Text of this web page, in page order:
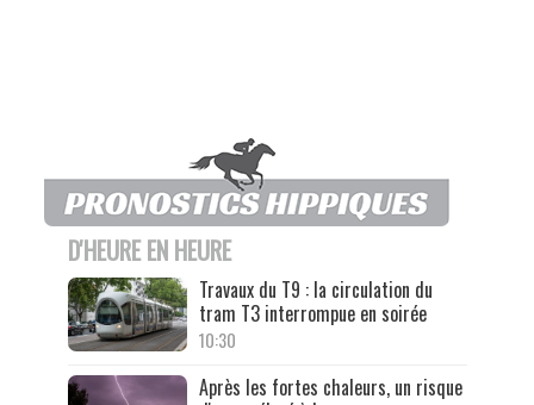
D'HEURE EN HEURE
Travaux du T9 : la circulation du
tram T3 interrompue en soirée
10:30
Après les fortes chaleurs, un risque